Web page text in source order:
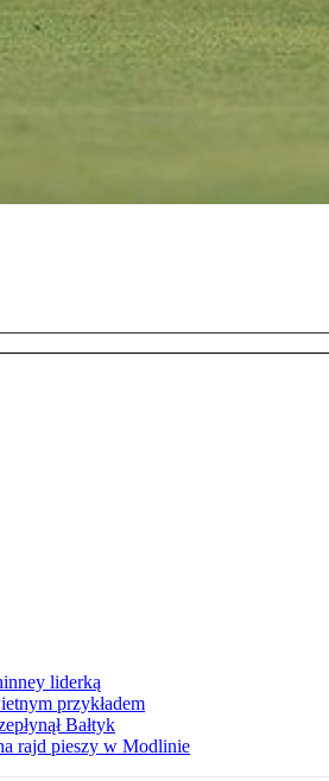
liderką
przykładem
Bałtyk
rajd pieszy w Modlinie